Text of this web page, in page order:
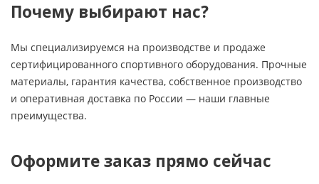
Почему выбирают нас?
Мы специализируемся на производстве и продаже
сертифицированного спортивного оборудования. Прочные
материалы, гарантия качества, собственное производство
и оперативная доставка по России — наши главные
преимущества.
Оформите заказ прямо сейчас